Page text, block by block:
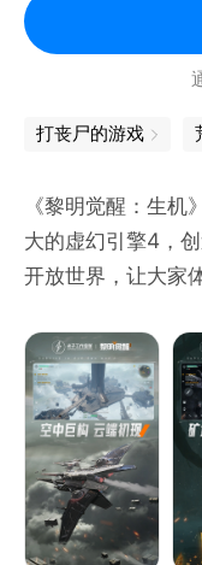
科技或许可以让它
【搜集物资】搜索
【合纵连横】寻找
冰雪末日之下，是
打丧尸的游戏
《黎明觉醒：生
大的虚幻引擎4，
开放世界，让大家
型、精力、健康、
人体指标产生实时
学会制造工具、掌
生存伙伴，努力生